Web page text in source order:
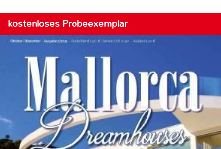
kostenloses Probeexemplar